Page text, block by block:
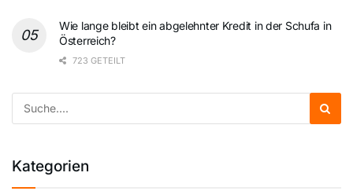
Wie lange bleibt ein abgelehnter Kredit in der Schufa in
Österreich?
723 GETEILT
Kategorien